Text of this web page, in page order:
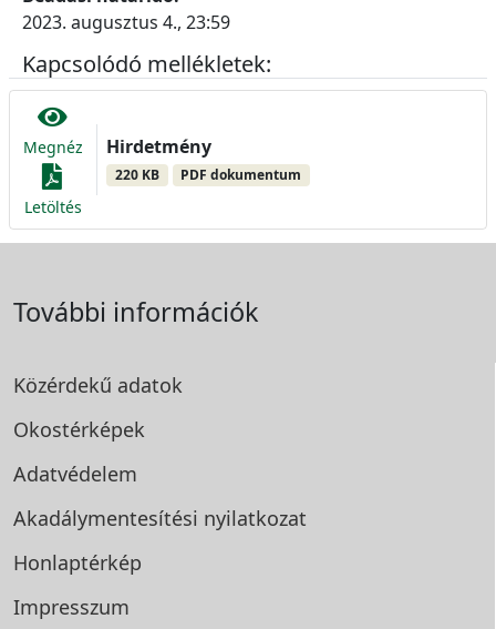
2023. augusztus 4., 23:59
Kapcsolódó mellékletek:
Megnéz
Letöltés
Hirdetmény
220 KB PDF dokumentum
További információk
Közérdekű adatok
Okostérképek
Adatvédelem
Akadálymentesítési nyilatkozat
Honlaptérkép
Impresszum